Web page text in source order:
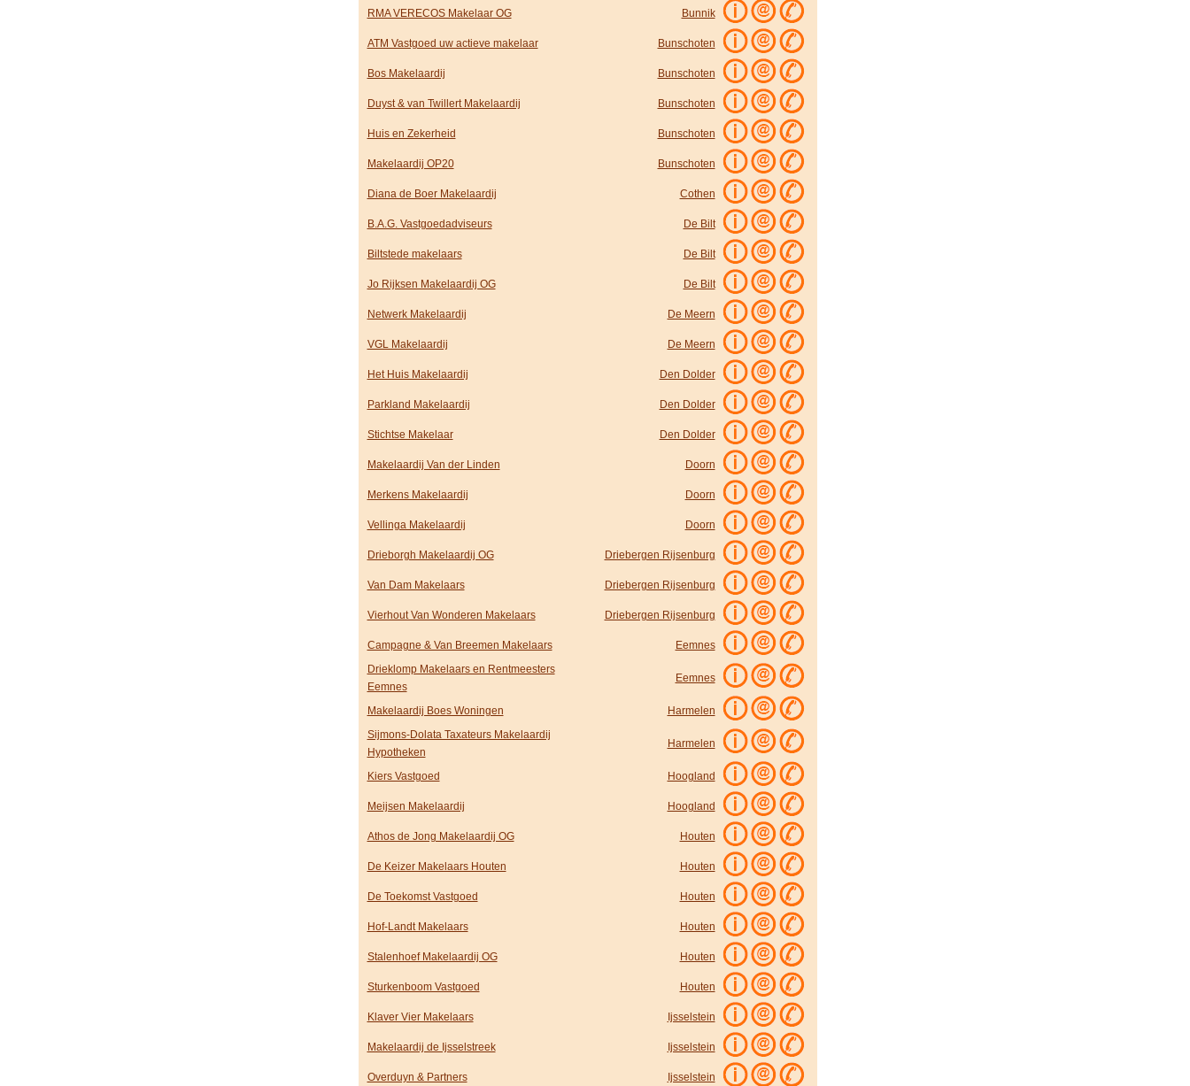
RMA VERECOS Makelaar OG Bunnik
ATM Vastgoed uw actieve makelaar Bunschoten
Bos Makelaardij Bunschoten
Duyst & van Twillert Makelaardij Bunschoten
Huis en Zekerheid Bunschoten
Makelaardij OP20 Bunschoten
Diana de Boer Makelaardij Cothen
B.A.G. Vastgoedadviseurs De Bilt
Biltstede makelaars De Bilt
Jo Rijksen Makelaardij OG De Bilt
Netwerk Makelaardij De Meern
VGL Makelaardij De Meern
Het Huis Makelaardij Den Dolder
Parkland Makelaardij Den Dolder
Stichtse Makelaar Den Dolder
Makelaardij Van der Linden Doorn
Merkens Makelaardij Doorn
Vellinga Makelaardij Doorn
Drieborgh Makelaardij OG Driebergen Rijsenburg
Van Dam Makelaars Driebergen Rijsenburg
Vierhout Van Wonderen Makelaars Driebergen Rijsenburg
Campagne & Van Breemen Makelaars
Eemnes
Drieklomp Makelaars en Rentmeesters
Eemnes
Eemnes
Makelaardij Boes Woningen
Harmelen
Sijmons-Dolata Taxateurs Makelaardij
Hypotheken
Harmelen
Kiers Vastgoed Hoogland
Meijsen Makelaardij Hoogland
Athos de Jong Makelaardij OG Houten
De Keizer Makelaars Houten Houten
De Toekomst Vastgoed Houten
Hof-Landt Makelaars Houten
Stalenhoef Makelaardij OG Houten
Sturkenboom Vastgoed Houten
Klaver Vier Makelaars Ijsselstein
Makelaardij de Ijsselstreek Ijsselstein
Overduyn & Partners Ijsselstein